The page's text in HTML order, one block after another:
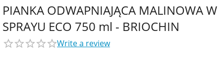
PIANKA ODWAPNIAJĄCA MALINOWA W
SPRAYU ECO 750 ml - BRIOCHIN
Write a review